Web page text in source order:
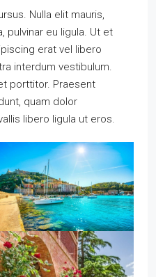
Nulla elit mauris,
pulvinar eu ligula. Ut et
erat vel libero
interdum vestibulum.
porttitor. Praesent
quam dolor
libero ligula ut eros.